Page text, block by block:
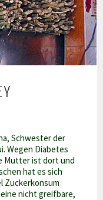
Schwester der
Wegen Diabetes
Mutter ist dort und
hat es sich
Zuckerkonsum
nicht greifbare,